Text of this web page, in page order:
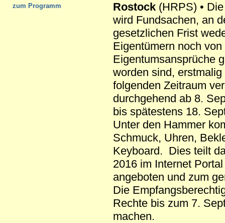
zum Programm
Rostock (HRPS) •
wird Fundsachen, an
gesetzlichen Frist
Eigentümern noch von
Eigentumsansprüche
worden sind,
folgenden Zeitraum
durchgehend ab 8.
bis spätestens 18.
Unter den Hammer
Schmuck, Uhren,
Keyboard. Dies teilt
2016 im Internet
angeboten und zum
Die
Rechte bis zum 7.
machen.